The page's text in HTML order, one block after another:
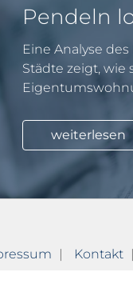
Eine Analyse
Städte zeigt, wie
weiterlesen
Kontakt